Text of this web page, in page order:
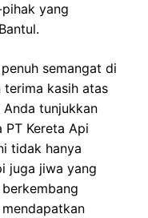
yang
semangat di
terima kasih atas
tunjukkan
Kereta Api
tidak hanya
juga jiwa yang